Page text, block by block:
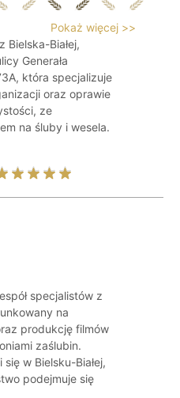
Pokaż więcej >>
Bielska-Białej,
Generała
która specjalizuje
oraz oprawie
ze
na śluby i wesela.
specjalistów z
na
produkcję filmów
zaślubin.
w Bielsku-Białej,
podejmuje się